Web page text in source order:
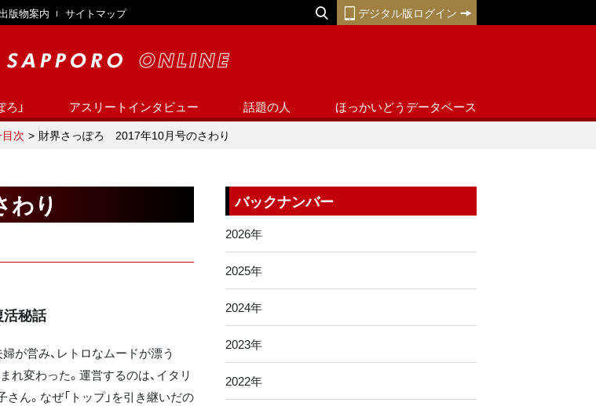
版物案内 サイトマップ デジタル版ログイン
」 アスリートインタビュー 話題の人 ほっかいどうデータベース
次 財界さっぽろ 2017年10月号のさわり
り
活秘話
が営み、レトロなムードが漂う
れ変わった。運営するのは、イタリ
ん。なぜ「トップ」を引き継いだの
バックナンバー
2026年
2025年
2024年
2023年
2022年